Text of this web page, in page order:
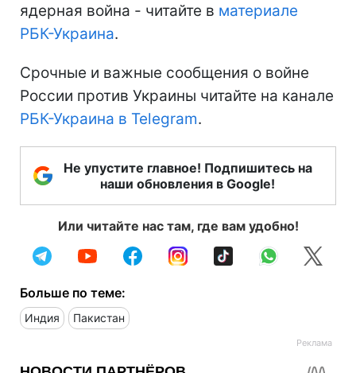
ядерная война - читайте в материале
РБК-Украина.
Срочные и важные сообщения о войне
России против Украины читайте на канале
РБК-Украина в Telegram.
Не упустите главное! Подпишитесь на
наши обновления в Google!
Или читайте нас там, где вам удобно!
Больше по теме:
Индия Пакистан